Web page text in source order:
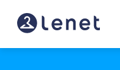
下
石